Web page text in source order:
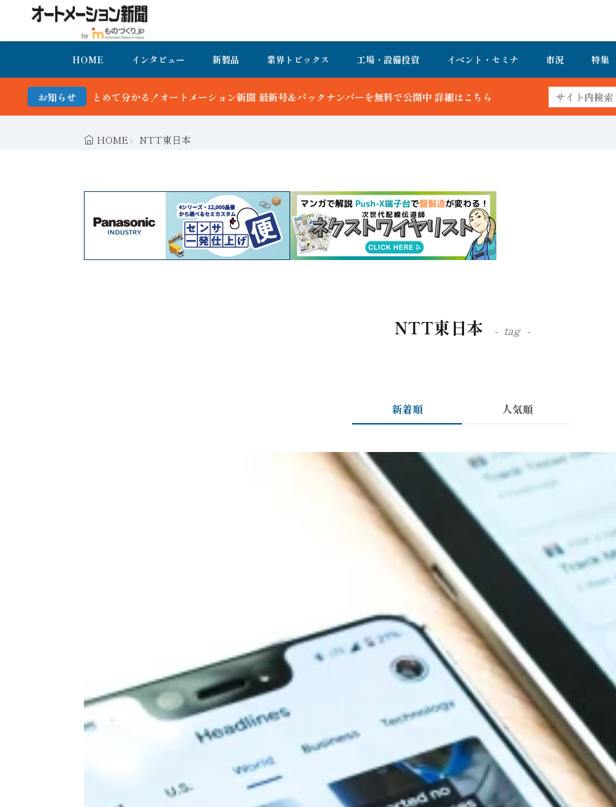
HOME インタビュー 新製品 業界トピックス 工場・設備投資 イベント・セミナ 市況 特集
お知らせ
ション新聞 最新号＆バックナンバーを無料で公開中 詳細はこちら
HOME NTT東日本
NTT東日本 tag
新着順 人気順